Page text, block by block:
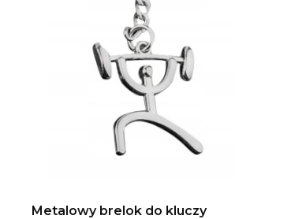
Metalowy brelok do kluczy